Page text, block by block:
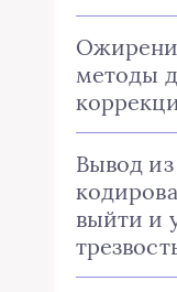
методы
Вывод из
выйти и